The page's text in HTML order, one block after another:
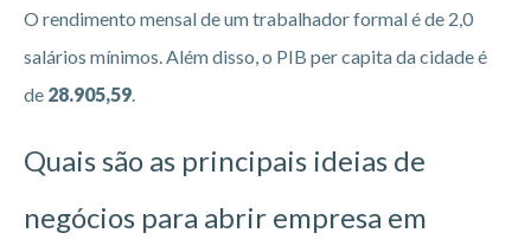
O rendimento mensal de um trabalhador formal é de 2,0
salários mínimos. Além disso, o PIB per capita da cidade é
de 28.905,59
Quais são as principais ideias de
negócios para abrir empresa em